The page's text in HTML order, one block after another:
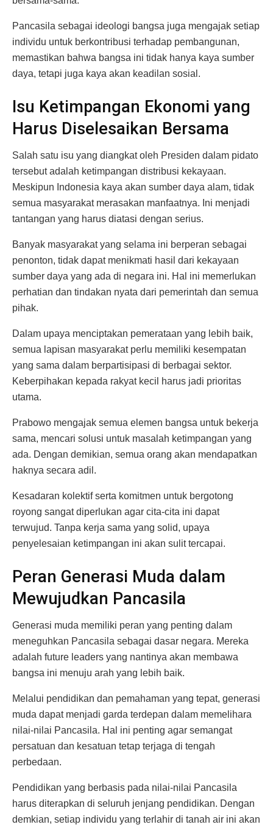
Pancasila sebagai ideologi bangsa juga mengajak setiap
individu untuk berkontribusi terhadap pembangunan,
memastikan bahwa bangsa ini tidak hanya kaya sumber
daya, tetapi juga kaya akan keadilan sosial.
Isu Ketimpangan Ekonomi yang
Harus Diselesaikan Bersama
Salah satu isu yang diangkat oleh Presiden dalam pidato
tersebut adalah ketimpangan distribusi kekayaan.
Meskipun Indonesia kaya akan sumber daya alam, tidak
semua masyarakat merasakan manfaatnya. Ini menjadi
tantangan yang harus diatasi dengan serius.
Banyak masyarakat yang selama ini berperan sebagai
penonton, tidak dapat menikmati hasil dari kekayaan
sumber daya yang ada di negara ini. Hal ini memerlukan
perhatian dan tindakan nyata dari pemerintah dan semua
pihak.
Dalam upaya menciptakan pemerataan yang lebih baik,
semua lapisan masyarakat perlu memiliki kesempatan
yang sama dalam berpartisipasi di berbagai sektor.
Keberpihakan kepada rakyat kecil harus jadi prioritas
utama.
Prabowo mengajak semua elemen bangsa untuk bekerja
sama, mencari solusi untuk masalah ketimpangan yang
ada. Dengan demikian, semua orang akan mendapatkan
haknya secara adil.
Kesadaran kolektif serta komitmen untuk bergotong
royong sangat diperlukan agar cita-cita ini dapat
terwujud. Tanpa kerja sama yang solid, upaya
penyelesaian ketimpangan ini akan sulit tercapai.
Peran Generasi Muda dalam
Mewujudkan Pancasila
Generasi muda memiliki peran yang penting dalam
meneguhkan Pancasila sebagai dasar negara. Mereka
adalah future leaders yang nantinya akan membawa
bangsa ini menuju arah yang lebih baik.
Melalui pendidikan dan pemahaman yang tepat, generasi
muda dapat menjadi garda terdepan dalam memelihara
nilai-nilai Pancasila. Hal ini penting agar semangat
persatuan dan kesatuan tetap terjaga di tengah
perbedaan.
Pendidikan yang berbasis pada nilai-nilai Pancasila
harus diterapkan di seluruh jenjang pendidikan. Dengan
demkian, setiap individu yang terlahir di tanah air ini akan